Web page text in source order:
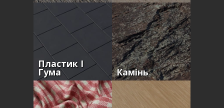
Пластик І
Гума Камінь